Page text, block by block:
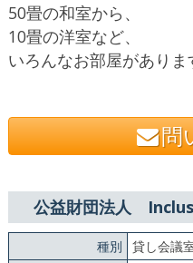
50畳の和室から、
10畳の洋室など、
いろんなお部屋がありま
問
公益財団法人
種別
貸し会議